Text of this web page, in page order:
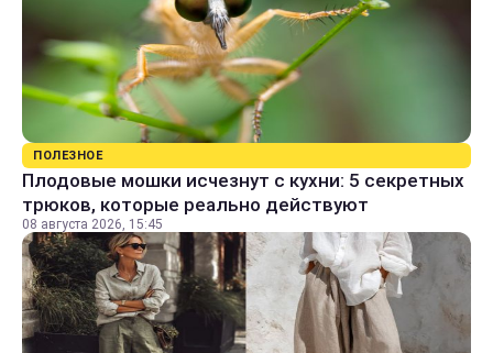
ПОЛЕЗНОЕ
Плодовые мошки исчезнут с кухни: 5 секретных
трюков, которые реально действуют
08 августа 2026, 15:45